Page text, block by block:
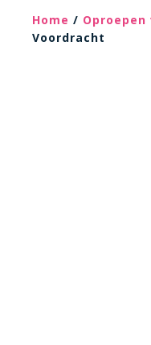
Home /
Voordracht